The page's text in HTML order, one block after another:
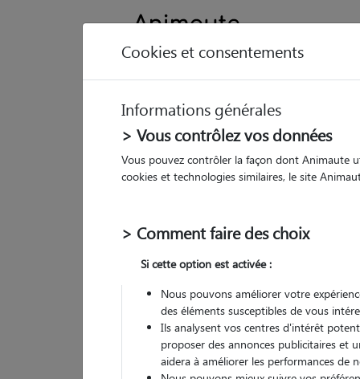
Cookies et consentements
Informations générales
> Vous contrôlez vos données
Vous pouvez contrôler la façon dont Animaute
cookies et technologies similaires, le site
> Comment faire des choix
Si cette option est activée :
Nous pouvons améliorer votre
des éléments susceptibles de vous
Ils analysent vos centres d'intérêt
proposer des annonces publicitaires et
aidera à améliorer les performances de